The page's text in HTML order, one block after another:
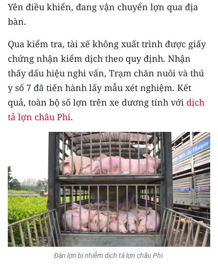
54 DÂN TỘC VIỆT NAM
MỘT SẢN PHẨM
RADIO
MEDIA CENTER
E-Magazine
Media Chính trị
Media Kinh tế
Media Văn hóa
Media Xã hội
Media Pháp luật
Yên điều khiển, đang vận chuyển lợn qua địa
bàn.
Qua kiểm tra, tài xế không xuất trình được giấy
chứng nhận kiểm dịch theo quy định. Nhận
thấy dấu hiệu nghi vấn, Trạm chăn nuôi và thú
y số 7 đã tiến hành lấy mẫu xét nghiệm. Kết
quả, toàn bộ số lợn trên xe dương tính với dịch
tả lợn châu Phi.
Đàn lợn bị nhiễm dịch tả lợn châu Phi.